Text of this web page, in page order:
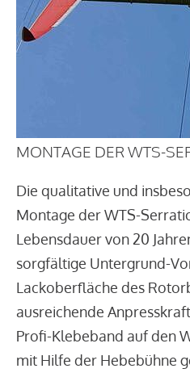
MONTAGE DER WTS-
Die qualitative und
Montage der WTS-
Lebensdauer von 20
sorgfältige Untergrund-
Lackoberfläche des
ausreichende
Profi-Klebeband auf den
mit Hilfe der Hebebühne